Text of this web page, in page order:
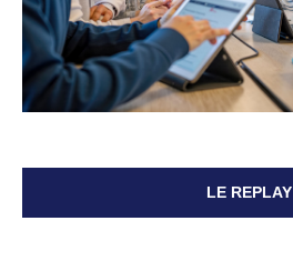
LE REPLAY